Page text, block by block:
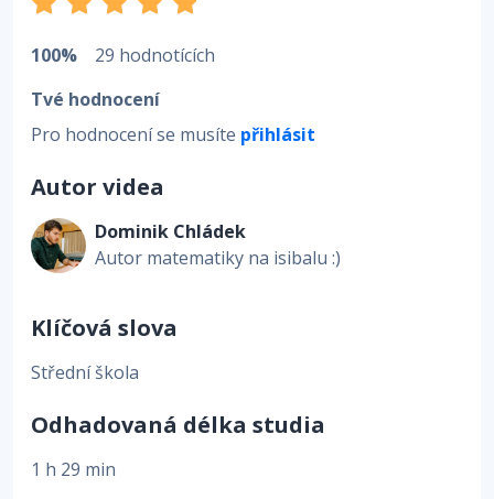
100%
29 hodnotících
Tvé hodnocení
Pro hodnocení se musíte přihlásit
Autor videa
Dominik Chládek
Autor matematiky na isibalu :)
Klíčová slova
Střední škola
Odhadovaná délka studia
1 h 29 min